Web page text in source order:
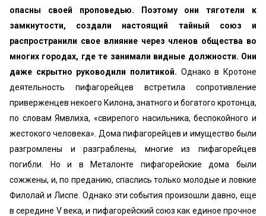
опасны своей проповедью. Поэтому они тяготели к
замкнутости, создали настоящий тайный союз и
распространили свое влияние через членов общества во
многих городах, где те занимали видные должности. Они
даже скрытно руководили политикой. Однако в Кротоне
деятельность пифагорейцев встретила сопротивление
приверженцев некоего Килона, знатного и богатого кротонца,
по словам Ямвлиха, «свирепого насильника, беспокойного и
жестокого человека». Дома пифагорейцев и имущество были
разгромлены и разграблены, многие из пифагорейцев
погибли. Но и в Металонте пифагорейские дома были
сожжены, и, по преданию, спаслись только молодые и ловкие
Филолай и Лиспе. Однако эти события произошли давно, еще
в середине V века, и пифагорейский союз как единое прочное